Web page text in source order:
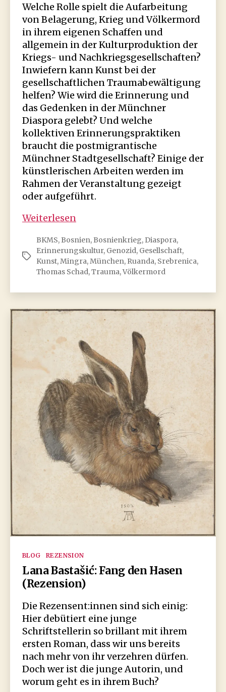
Welche Rolle spielt die Aufarbeitung
von Belagerung, Krieg und Völkermord
in ihrem eigenen Schaffen und
allgemein in der Kulturproduktion der
Kriegs- und Nachkriegsgesellschaften?
Inwiefern kann Kunst bei der
gesellschaftlichen Traumabewältigung
helfen? Wie wird die Erinnerung und
das Gedenken in der Münchner
Diaspora gelebt? Und welche
kollektiven Erinnerungspraktiken
braucht die postmigrantische
Münchner Stadtgesellschaft? Einige der
künstlerischen Arbeiten werden im
Rahmen der Veranstaltung gezeigt
oder aufgeführt.
Weiterlesen
und
München:
Geteilte
Schlagwörter
BKMS, Bosnien, Bosnienkrieg, Diaspora,
Erinnerungskultur, Genozid, Gesellschaft,
Kunst, Mingra, München, Ruanda, Srebrenica,
Thomas Schad,Trauma,Völkermord
Kategorien
BLOG REZENSION
Lana Bastašić: Fang den Hasen
(Rezension)
Die Rezensent:innen sind sich einig:
Hier debütiert eine junge
Schriftstellerin so brillant mit ihrem
ersten Roman, dass wir uns bereits
nach mehr von ihr verzehren dürfen.
Doch wer ist die junge Autorin, und
worum geht es in ihrem Buch?